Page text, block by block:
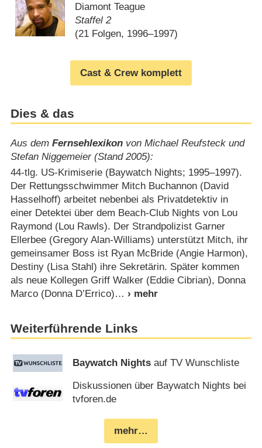
Diamont Teague
Staffel 2
(21 Folgen, 1996⁠–⁠1997)
Cast & Crew komplett
Dies & das
Aus dem Fernsehlexikonvon Michael Reufsteck und
Stefan Niggemeier (Stand 2005):
44-tlg. US-Krimiserie (Baywatch Nights; 1995⁠–⁠1997).
Der Rettungsschwimmer Mitch Buchannon (David
Hasselhoff) arbeitet nebenbei als Privatdetektiv in
einer Detektei über dem Beach-Club Nights von Lou
Raymond (Lou Rawls). Der Strandpolizist Garner
Ellerbee (Gregory Alan-Williams) unterstützt Mitch, ihr
gemeinsamer Boss ist Ryan McBride (Angie Harmon),
Destiny (Lisa Stahl) ihre Sekretärin. Später kommen
als neue Kollegen Griff Walker (Eddie Cibrian), Donna
Marco (Donna D’Errico)
Weiterführende Links
Baywatch Nights auf TV Wunschliste
Diskussionen über Baywatch Nights bei
tvforen.de
mehr…